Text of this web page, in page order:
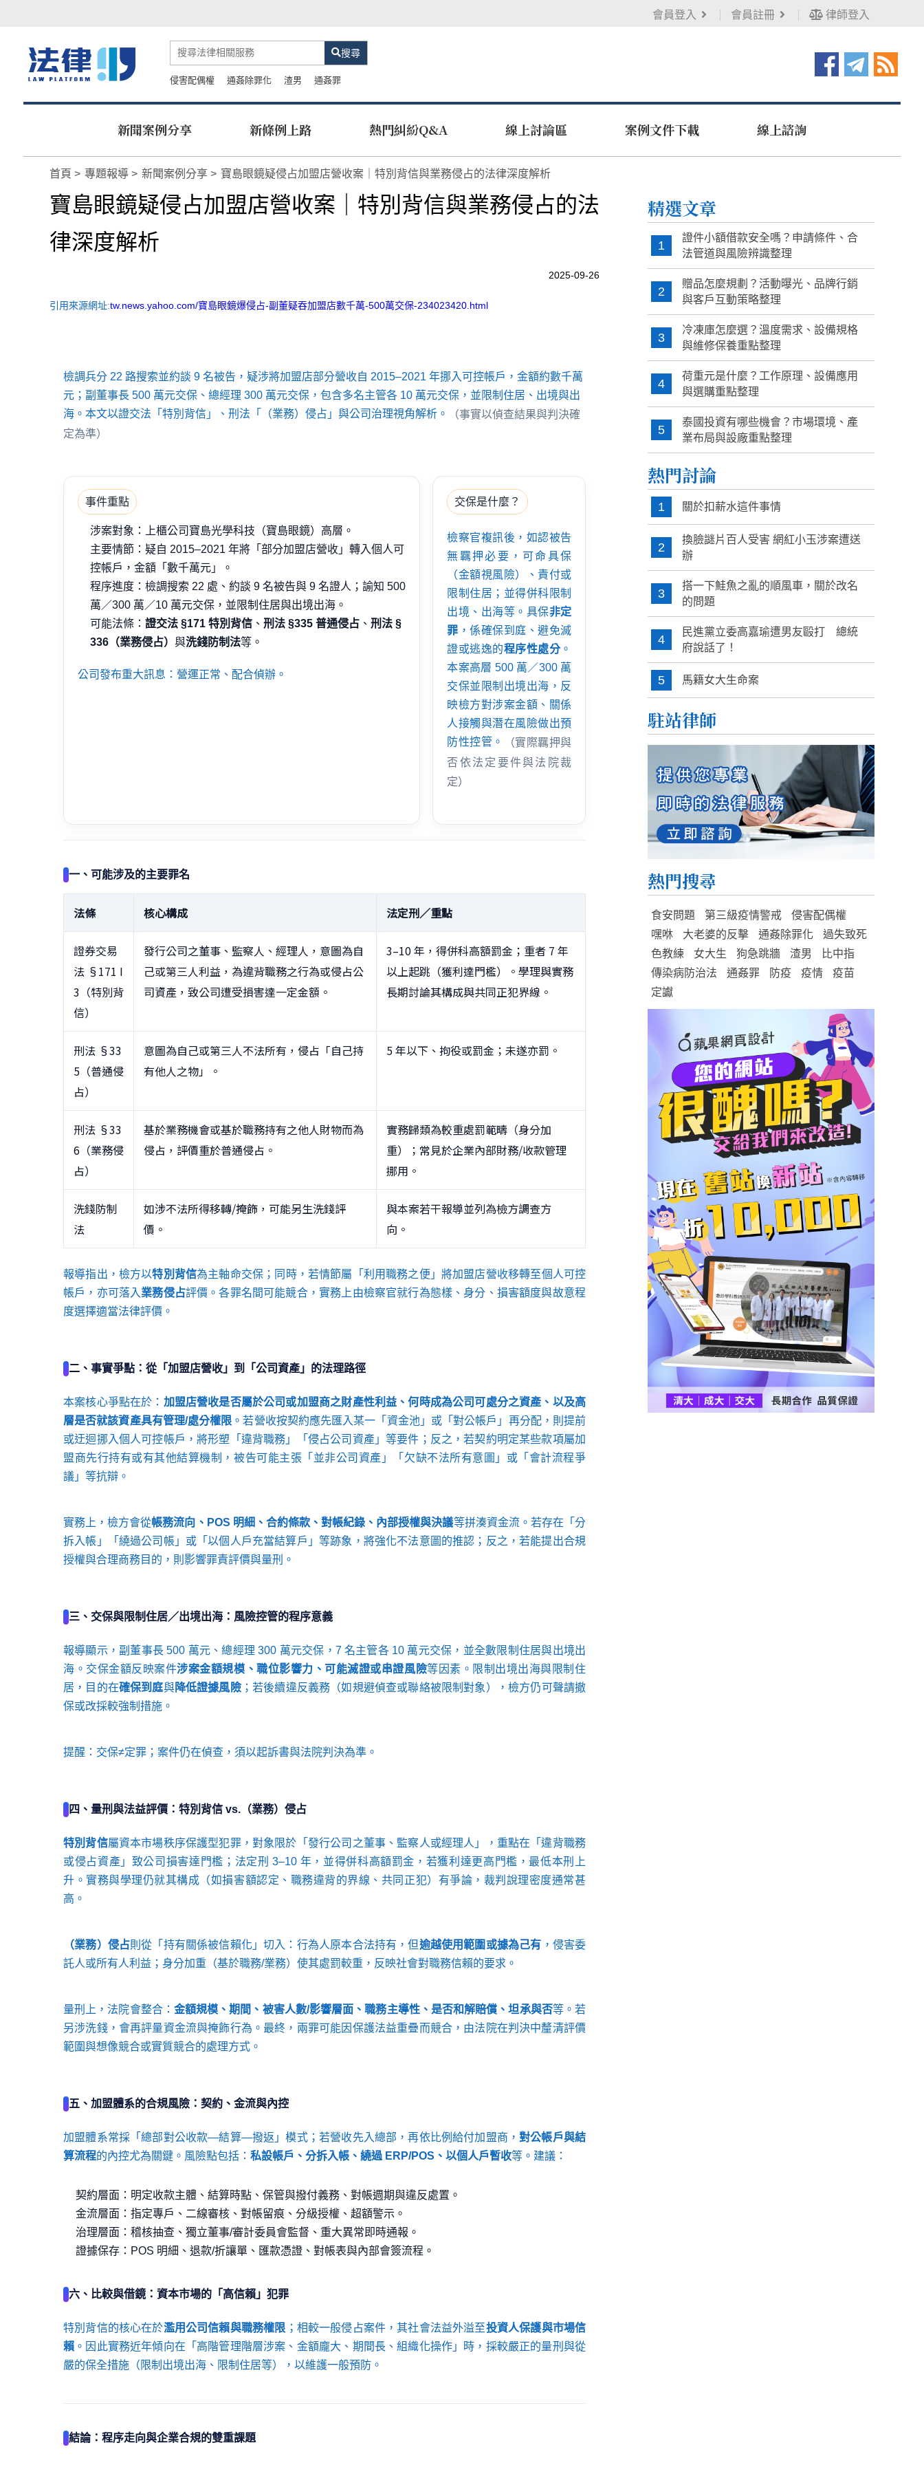
會員登入 會員註冊 律師登入
搜尋
侵害配偶權 通姦除罪化 渣男 通姦罪
新聞案例分享 新條例上路 熱門糾紛Q&A 線上討論區 案例文件下載 線上諮詢
首頁 專題報導 新聞案例分享 寶島眼鏡疑侵占加盟店營收案｜特別背信與業務侵占的法律深度解析
寶島眼鏡疑侵占加盟店營收案｜特別背信與業務侵占的法
律深度解析
2025-09-26
引用來源網址:tw.news.yahoo.com/寶島眼鏡爆侵占-副董疑吞加盟店數千萬-500萬交保-234023420.html
檢調兵分 22 路搜索並約談 9 名被告，疑涉將加盟店部分營收自 2015–2021 年挪入可控帳戶，金額約數千萬
元；副董事長 500 萬元交保、總經理 300 萬元交保，包含多名主管各 10 萬元交保，並限制住居、出境與出
海。本文以證交法「特別背信」、刑法「（業務）侵占」與公司治理視角解析。
（事實以偵查結果與判決確
定為準）
事件重點
涉案對象：上櫃公司寶島光學科技（寶島眼鏡）高層。
主要情節：疑自 2015–2021 年將「部分加盟店營收」轉入個人可
控帳戶，金額「數千萬元」。
程序進度：檢調搜索 22 處、約談 9 名被告與 9 名證人；諭知 500
萬／300 萬／10 萬元交保，並限制住居與出境出海。
可能法條： 證交法 §171 特別背信 、 刑法 §335 普通侵占 、 刑法 §
336（業務侵占） 與洗錢防制法等。
公司發布重大訊息：營運正常、配合偵辦。
交保是什麼？
檢察官複訊後，如認被告
無羈押必要，可命具保
（金額視風險）、責付或
限制住居；並得併科限制
出境、出海等。具保非定
罪 ，係確保到庭、避免滅
證或逃逸的程序性處分。
本案高層 500 萬／300 萬
交保並限制出境出海，反
映檢方對涉案金額、關係
人接觸與潛在風險做出預
防性控管。
（實際羈押與
否依法定要件與法院裁
定）
一、可能涉及的主要罪名
法條 核心構成 法定刑／重點
證券交易
法 §171 I
3（特別背
信）
發行公司之董事、監察人、經理人，意圖為自
己或第三人利益，為違背職務之行為或侵占公
司資產，致公司遭受損害達一定金額。
3–10 年，得併科高額罰金；重者 7 年
以上起跳（獲利達門檻）。學理與實務
長期討論其構成與共同正犯界線。
刑法 §33
5（普通侵
占）
意圖為自己或第三人不法所有，侵占「自己持
有他人之物」。
5 年以下、拘役或罰金；未遂亦罰。
刑法 §33
6（業務侵
占）
基於業務機會或基於職務持有之他人財物而為
侵占，評價重於普通侵占。
實務歸類為較重處罰範疇（身分加
重）；常見於企業內部財務/收款管理
挪用。
洗錢防制
法
如涉不法所得移轉/掩飾，可能另生洗錢評
價。
與本案若干報導並列為檢方調查方
向。
報導指出，檢方以特別背信為主軸命交保；同時，若情節屬「利用職務之便」將加盟店營收移轉至個人可控
帳戶，亦可落入 業務侵占評價。各罪名間可能競合，實務上由檢察官就行為態樣、身分、損害額度與故意程
度選擇適當法律評價。
二、事實爭點：從「加盟店營收」到「公司資產」的法理路徑
本案核心爭點在於： 加盟店營收是否屬於公司或加盟商之財產性利益、何時成為公司可處分之資產、以及高
層是否就該資產具有管理/處分權限 。若營收按契約應先匯入某一「資金池」或「對公帳戶」再分配，則提前
或迂迴挪入個人可控帳戶，將形塑「違背職務」「侵占公司資產」等要件；反之，若契約明定某些款項屬加
盟商先行持有或有其他結算機制，被告可能主張「並非公司資產」「欠缺不法所有意圖」或「會計流程爭
議」等抗辯。
實務上，檢方會從帳務流向、POS 明細、合約條款、對帳紀錄、內部授權與決議等拼湊資金流。若存在「分
拆入帳」「繞過公司帳」或「以個人戶充當結算戶」等跡象，將強化不法意圖的推認；反之，若能提出合規
授權與合理商務目的，則影響罪責評價與量刑。
三、交保與限制住居／出境出海：風險控管的程序意義
報導顯示，副董事長 500 萬元、總經理 300 萬元交保，7 名主管各 10 萬元交保，並全數限制住居與出境出
海。交保金額反映案件涉案金額規模、職位影響力、可能滅證或串證風險等因素。限制出境出海與限制住
居，目的在確保到庭與降低證據風險；若後續違反義務（如規避偵查或聯絡被限制對象），檢方仍可聲請撤
保或改採較強制措施。
提醒：交保≠定罪；案件仍在偵查，須以起訴書與法院判決為準。
四、量刑與法益評價：特別背信 vs.（業務）侵占
特別背信屬資本市場秩序保護型犯罪，對象限於「發行公司之董事、監察人或經理人」，重點在「違背職務
或侵占資產」致公司損害達門檻；法定刑 3–10 年，並得併科高額罰金，若獲利達更高門檻，最低本刑上
升。實務與學理仍就其構成（如損害額認定、職務違背的界線、共同正犯）有爭論，裁判說理密度通常甚
高。
（業務）侵占則從「持有關係被信賴化」切入：行為人原本合法持有，但逾越使用範圍或據為己有 ，侵害委
託人或所有人利益；身分加重（基於職務/業務）使其處罰較重，反映社會對職務信賴的要求。
量刑上，法院會整合： 金額規模、期間、被害人數/影響層面、職務主導性、是否和解賠償、坦承與否等。若
另涉洗錢，會再評量資金流與掩飾行為。最終，兩罪可能因保護法益重疊而競合，由法院在判決中釐清評價
範圍與想像競合或實質競合的處理方式。
五、加盟體系的合規風險：契約、金流與內控
加盟體系常採「總部對公收款—結算—撥返」模式；若營收先入總部，再依比例給付加盟商，對公帳戶與結
算流程的內控尤為關鍵。風險點包括： 私設帳戶、分拆入帳、繞過 ERP/POS、以個人戶暫收等。建議：
契約層面：明定收款主體、結算時點、保管與撥付義務、對帳週期與違反處置。
金流層面：指定專戶、二線審核、對帳留痕、分級授權、超額警示。
治理層面：稽核抽查、獨立董事/審計委員會監督、重大異常即時通報。
證據保存：POS 明細、退款/折讓單、匯款憑證、對帳表與內部會簽流程。
六、比較與借鏡：資本市場的「高信賴」犯罪
特別背信的核心在於濫用公司信賴與職務權限 ；相較一般侵占案件，其社會法益外溢至投資人保護與市場信
賴 。因此實務近年傾向在「高階管理階層涉案、金額龐大、期間長、組織化操作」時，採較嚴正的量刑與從
嚴的保全措施（限制出境出海、限制住居等），以維護一般預防。
結論：程序走向與企業合規的雙重課題
精選文章
1
證件小額借款安全嗎？申請條件、合
法管道與風險辨識整理
2
贈品怎麼規劃？活動曝光、品牌行銷
與客戶互動策略整理
3
冷凍庫怎麼選？溫度需求、設備規格
與維修保養重點整理
4
荷重元是什麼？工作原理、設備應用
與選購重點整理
5
泰國投資有哪些機會？市場環境、產
業布局與設廠重點整理
熱門討論
1 關於扣薪水這件事情
2
換臉謎片百人受害 網紅小玉涉案遭送
辦
3
搭一下鮭魚之亂的順風車，關於改名
的問題
4
民進黨立委高嘉瑜遭男友毆打 總統
府說話了！
5 馬籍女大生命案
駐站律師
熱門搜尋
食安問題 第三級疫情警戒
侵害配偶權
嘿咻
大老婆的反擊 通姦除罪化
過失致死
色教練
女大生 狗急跳牆 渣男
比中指
傳染病防治法
通姦罪 防疫 疫情
疫苗
定讞